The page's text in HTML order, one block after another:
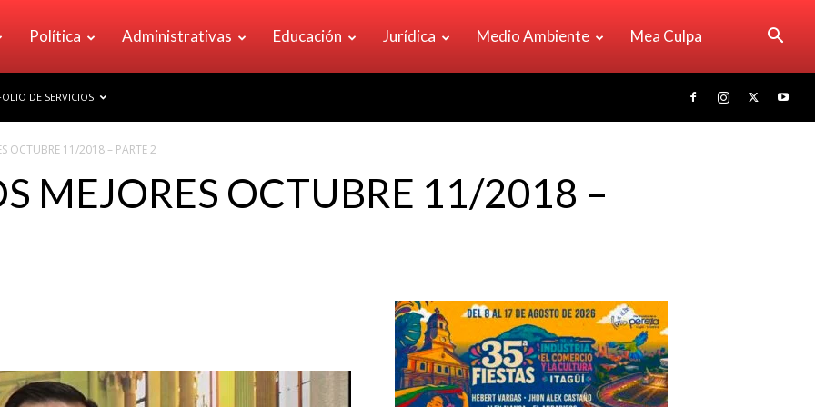
Política Administrativas Educación Jurídica Medio Ambiente Mea Culpa
DE SERVICIOS
OCTUBRE 11/2018 – PARTE 2
MEJORES OCTUBRE 11/2018 –